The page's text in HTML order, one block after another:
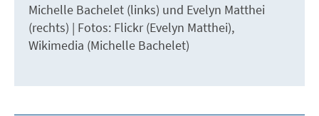
Michelle Bachelet (links) und Evelyn Matthei
(rechts) | Fotos: Flickr (Evelyn Matthei),
Wikimedia (Michelle Bachelet)